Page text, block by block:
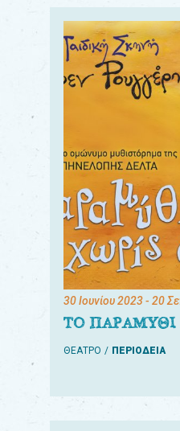
30 Ιουνίου 2023- 20
ΤΟ
ΘΕΑΤΡΟ ΠΕΡΙΟΔΕΙΑ